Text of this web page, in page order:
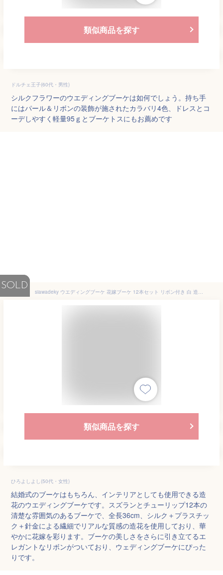
類似商品を探す
ドルチェ王子(60代・男性)
シルクフラワーのウエディングブーケは如何でしょう。持ち手
にはパール＆リボンの装飾が施されたカラバリ4色、ドレスとコ
ーデしやすく軽量95ｇとブーケトスにもお薦めです
SOLD
siawadeky ウエディングブーケ 花嫁ブーケ 12本セット リボン付き 白 造花 スズラン チューリップ ブライダルブーケ 造花花束 結婚式 パーティー ニ次会 撮影 DIY 手作り 結婚祝い プレゼント
類似商品を探す
ひろよしよし(50代・女性)
結婚式のブーケはもちろん、インテリアとしても使用できる造
花のウエディングブーケです。スズランとチューリップ12本の
清楚な雰囲気のあるブーケで、全長36cm、シルク＋プラスチッ
ク＋針金による繊細でリアルな質感の造花を使用しており、華
やかに花嫁を彩ります。ブーケの美しさをさらに引き立てるエ
レガントなリボンがついており、ウェディングブーケにぴった
りです。